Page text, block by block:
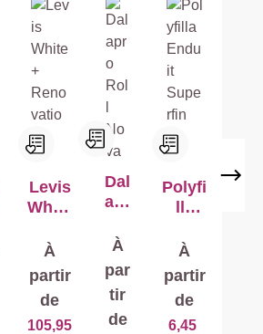
surfaces.
Levis
White
Reno
vatio
À
partir
de
105,95
Dal
apr
Rol
l
No
va
À
par
tir
de
Polyfi
lla
t
Supe
À
partir
de
6,45